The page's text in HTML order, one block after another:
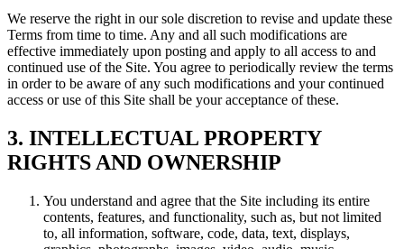
We reserve the right in our sole discretion to revise and update these
Terms from time to time. Any and all such modifications are
effective immediately upon posting and apply to all access to and
continued use of the Site. You agree to periodically review the terms
in order to be aware of any such modifications and your continued
access or use of this Site shall be your acceptance of these.
3. INTELLECTUAL PROPERTY
RIGHTS AND OWNERSHIP
You understand and agree that the Site including its entire
contents, features, and functionality, such as, but not limited
to, all information, software, code, data, text, displays,